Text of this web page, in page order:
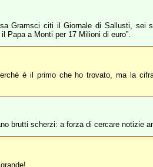
Gramsci citi il Giornale di Sallusti, sei
Papa a Monti per 17 Milioni di euro”.
è il primo che ho trovato, ma la
brutti scherzi: a forza di cercare notizie